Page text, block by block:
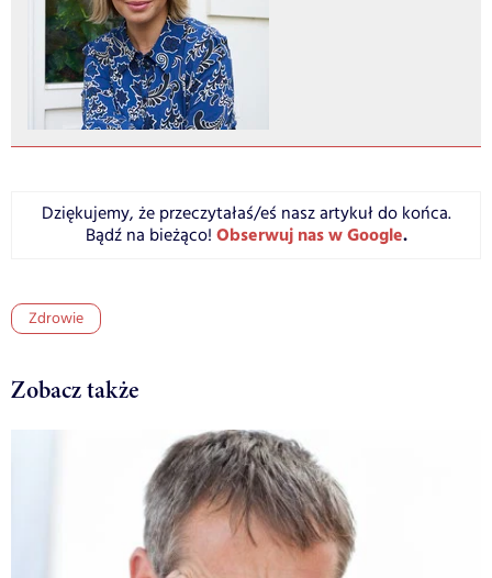
Dziękujemy, że przeczytałaś/eś nasz artykuł do końca.
Bądź na bieżąco! Obserwuj nas w Google.
Zdrowie
Zobacz także